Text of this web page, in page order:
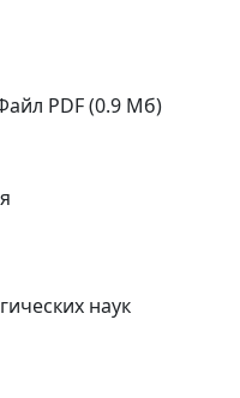
PDF (0.9 Мб)
наук